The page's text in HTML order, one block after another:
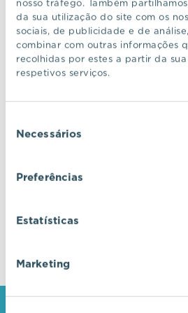
nosso tráfego. Também
da sua utilização do site com os
sociais, de publicidade e de
combinar com outras informações
recolhidas por estes a partir da
respetivos serviços.
deNecessários
Preferências
Estatísticas
Marketing
CONTINUAR A NAVEGAR
Descubra ecossistemas
excelência, onde o design
fundem com a inovação e